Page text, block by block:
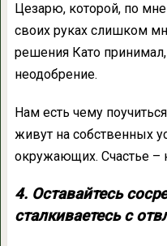
Цезарю, которой, по
своих руках слишком
решения Като принимал,
неодобрение.
Нам есть чему
живут на собственных
окружающих. Счастье –
4. Оставайтесь
сталкиваетесь с